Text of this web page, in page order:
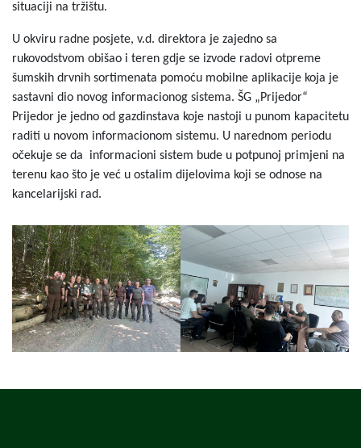
situaciji na tržištu.
U okviru radne posjete, v.d. direktora je zajedno sa
rukovodstvom obišao i teren gdje se izvode radovi otpreme
šumskih drvnih sortimenata pomoću mobilne aplikacije koja je
sastavni dio novog informacionog sistema. ŠG „Prijedor“
Prijedor je jedno od gazdinstava koje nastoji u punom kapacitetu
raditi u novom informacionom sistemu. U narednom periodu
očekuje se da informacioni sistem bude u potpunoj primjeni na
terenu kao što je već u ostalim dijelovima koji se odnose na
kancelarijski rad.